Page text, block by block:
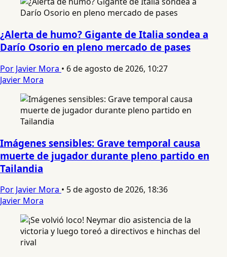
¿Alerta de humo? Gigante de Italia sondea a
Darío Osorio en pleno mercado de pases
Por Javier Mora • 6 de agosto de 2026, 10:27
Javier Mora
Imágenes sensibles: Grave temporal causa
muerte de jugador durante pleno partido en
Tailandia
Por Javier Mora • 5 de agosto de 2026, 18:36
Javier Mora